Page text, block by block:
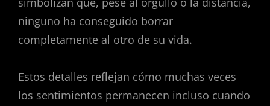
ninguno ha conseguido borrar
completamente al otro de su vida.
Estos detalles reflejan cómo muchas veces
los sentimientos permanecen incluso cuando